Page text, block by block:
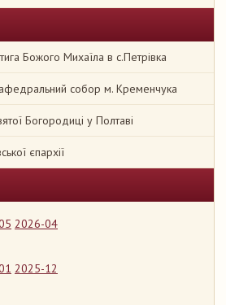
Божого Михаїла в с.Петрівка
собор м. Кременчука
Богородиці у Полтаві
єпархії
2026-04
2025-12